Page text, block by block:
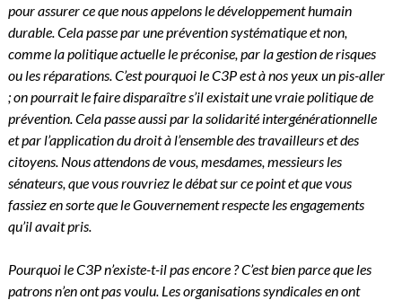
pour assurer ce que nous appelons le développement humain
durable. Cela passe par une prévention systématique et non,
comme la politique actuelle le préconise, par la gestion de risques
ou les réparations. C’est pourquoi le C3P est à nos yeux un pis-aller
; on pourrait le faire disparaître s’il existait une vraie politique de
prévention. Cela passe aussi par la solidarité intergénérationnelle
et par l’application du droit à l’ensemble des travailleurs et des
citoyens. Nous attendons de vous, mesdames, messieurs les
sénateurs, que vous rouvriez le débat sur ce point et que vous
fassiez en sorte que le Gouvernement respecte les engagements
qu’il avait pris.
Pourquoi le C3P n’existe-t-il pas encore ? C’est bien parce que les
patrons n’en ont pas voulu. Les organisations syndicales en ont